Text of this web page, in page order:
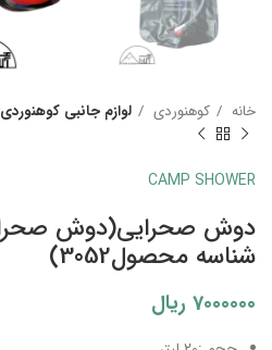
خانه کوهنوردی لوازم جانبی کوهنوردی
CAMP SHOWER
شناسه محصول3052)
7000000 ریال